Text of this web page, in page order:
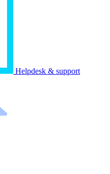
Helpdesk & support